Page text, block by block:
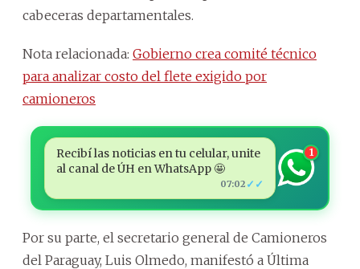
cabeceras departamentales.
Nota relacionada: Gobierno crea comité técnico
para analizar costo del flete exigido por
camioneros
Recibí las noticias en tu celular, unite
al canal de ÚH en WhatsApp 🤩
07:02 ✓✓
1
Por su parte, el secretario general de Camioneros
del Paraguay, Luis Olmedo, manifestó a Última